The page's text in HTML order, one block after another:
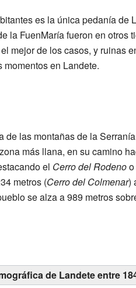
es la única pedanía de
la FuenMaría fueron en otros
mejor de los casos, y ruinas
en Landete.
de las montañas de la
más llana, en su camino
el Cerro del Rodenoo
metros (Cerro del Colmenar)
se alza a 989 metros
de Landete entre